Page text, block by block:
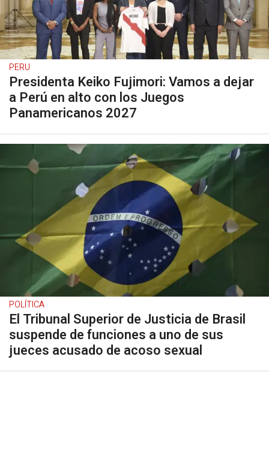
PERU
Presidenta Keiko Fujimori: Vamos a dejar
a Perú en alto con los Juegos
Panamericanos 2027
POLÍTICA
El Tribunal Superior de Justicia de Brasil
suspende de funciones a uno de sus
jueces acusado de acoso sexual